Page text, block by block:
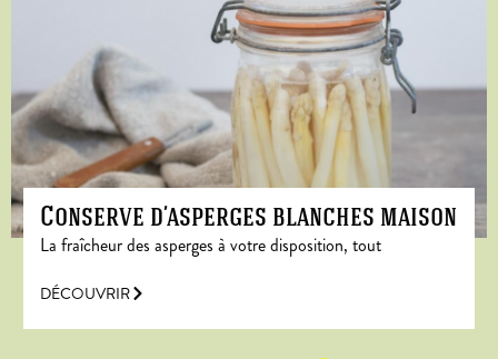
Conserve d’asperges blanches maison
La fraîcheur des asperges à votre disposition, tout
DÉCOUVRIR